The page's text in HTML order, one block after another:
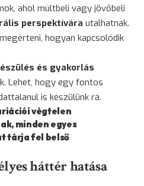
ahol múltbeli vagy jövőbeli
perspektívára utalhatnak.
hogyan kapcsolódik
és gyakorlás
Lehet, hogy egy fontos
is készülünk rá.
végtelen
minden egyes
tárja fel belső
háttér hatása